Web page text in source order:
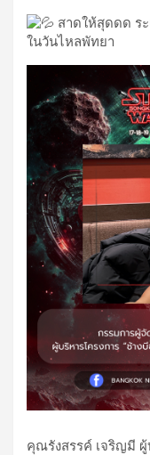
สาดให้สุดดด ร
ในวันไหลพัทยา
คุณรังสรรค์ เจริญมี